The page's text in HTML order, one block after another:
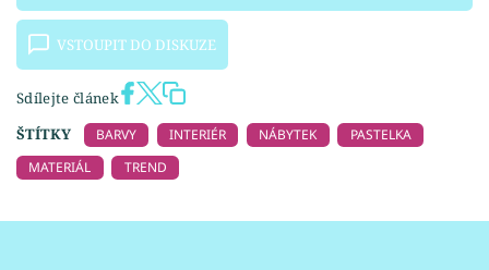
VSTOUPIT DO DISKUZE
Sdílejte článek
ŠTÍTKY
BARVY INTERIÉR NÁBYTEK
PASTELKA
MATERIÁL
TREND